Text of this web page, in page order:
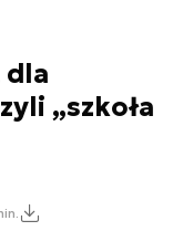
„szkoła